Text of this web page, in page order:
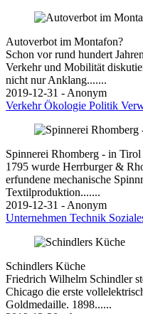
Autoverbot im Montafon?
Schon vor rund hundert
Verkehr und Mobilität
nicht nur Anklang.......
2019-12-31 - Anonym
VerkehrÖkologie Politik
Spinnerei Rhomberg - in Tirol
1795 wurde Herrburger &
erfundene mechanische
Textilproduktion.......
2019-12-31 - Anonym
Unternehmen Technik
Schindlers Küche
Friedrich Wilhelm Schindler
Chicago die erste
Goldmedaille. 1898......